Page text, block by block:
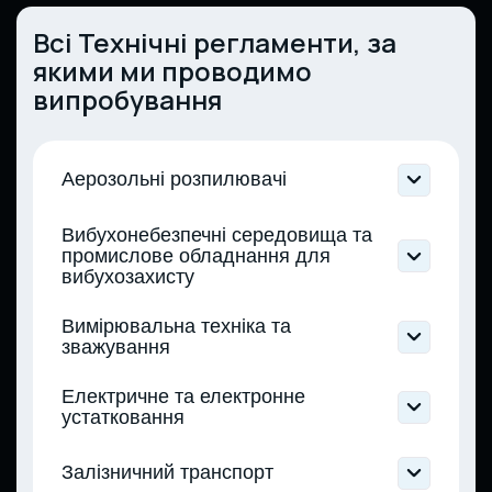
Всі Технічні регламенти, за
якими ми проводимо
випробування
Аерозольні розпилювачі
Технічний регламент аерозольних
розпилювачів (Постанова КМУ від
21.02.2023 № 154)
Вибухонебезпечні середовища та
промислове обладнання для
вибухозахисту
Технічний регламент обладнання та
захисних систем, призначених для
використання в потенційно
(Постанова КМУ від 28.12.2016 № 1055)
Вимірювальна техніка та
зважування
неавтоматичних зважувальних приладів
(Постанова КМУ від 16.12.2015 № 1062)
вимірювальної техніки (Постанова КМУ
Електричне та електронне
устатковання
Технічний регламент низьковольтного
електричного обладнання (Постанова
Залізничний транспорт